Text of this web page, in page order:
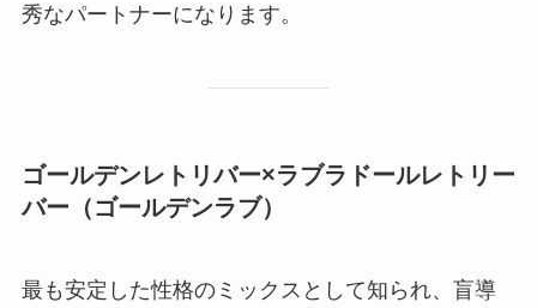
秀なパートナーになります。
ゴールデンレトリバー×ラブラドールレトリー
バー（ゴールデンラブ）
最も安定した性格のミックスとして知られ、盲導